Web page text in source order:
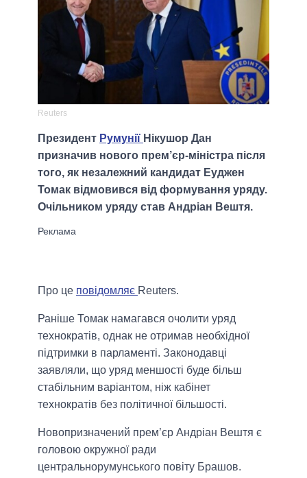
Reuters
Президент Румунії Нікушор Дан
призначив нового прем’єр-міністра після
того, як незалежний кандидат Еуджен
Томак відмовився від формування уряду.
Очільником уряду став Андріан Вештя.
Про це повідомляє Reuters.
Раніше Томак намагався очолити уряд
технократів, однак не отримав необхідної
підтримки в парламенті. Законодавці
заявляли, що уряд меншості буде більш
стабільним варіантом, ніж кабінет
технократів без політичної більшості.
Новопризначений прем’єр Андріан Вештя є
головою окружної ради
центральнорумунського повіту Брашов.